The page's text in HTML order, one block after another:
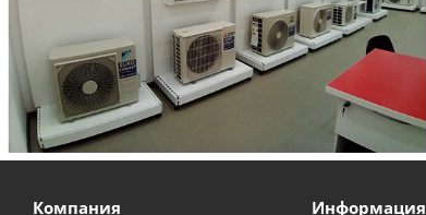
Компания Информация